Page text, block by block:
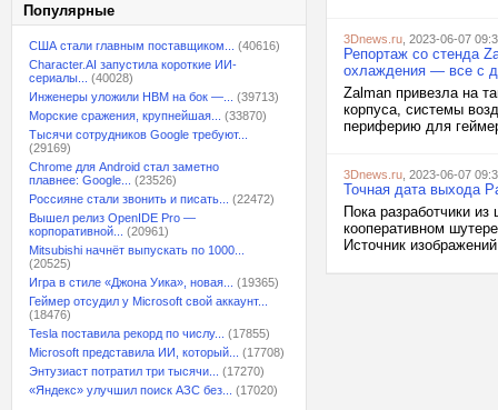
Популярные
США стали главным поставщиком...
(40616)
Character.AI запустила короткие ИИ-
сериалы...
(40028)
Инженеры уложили HBM на бок —...
(39713)
Морские сражения, крупнейшая...
(33870)
Тысячи сотрудников Google требуют...
(29169)
Chrome для Android стал заметно
плавнее: Google...
(23526)
Россияне стали звонить и писать...
(22472)
Вышел релиз OpenIDE Pro —
корпоративной...
(20961)
Mitsubishi начнёт выпускать по 1000...
(20525)
Игра в стиле «Джона Уика», новая...
(19365)
Геймер отсудил у Microsoft свой аккаунт...
(18476)
Tesla поставила рекорд по числу...
(17855)
Microsoft представила ИИ, который...
(17708)
Энтузиаст потратил три тысячи...
(17270)
«Яндекс» улучшил поиск АЗС без...
(17020)
3Dnews.ru , 2023-06-07
Репортаж со стенда
охлаждения — все с
Zalman привезла на
корпуса, системы
периферию для
3Dnews.ru , 2023-06-07
Точная дата выхода
Пока разработчики
кооперативном
Источник